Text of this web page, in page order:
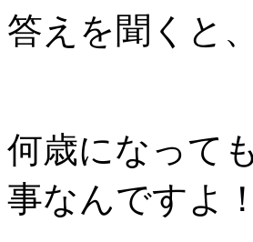
答えを聞くと
何歳になって
事なんですよ！